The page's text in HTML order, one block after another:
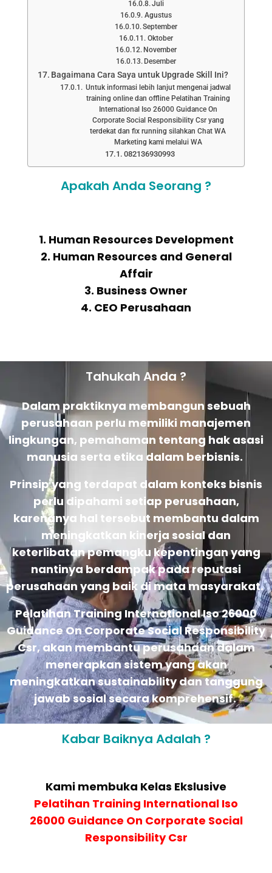
Juli
Agustus
September
Oktober
November
Desember
Bagaimana Cara Saya untuk Upgrade Skill Ini?
Untuk informasi lebih lanjut mengenai jadwal
training online dan offline Pelatihan Training
International Iso 26000 Guidance On
Corporate Social Responsibility Csr yang
terdekat dan fix running silahkan Chat WA
Marketing kami melalui WA
082136930993
Apakah Anda Seorang ?
1. Human Resources Development
2. Human Resources and General
Affair
3. Business Owner
4. CEO Perusahaan
Tahukah Anda ?
Dalam praktiknya membangun sebuah
perusahaan perlu memiliki manajemen
lingkungan, pemahaman tentang hak asasi
manusia serta etika dalam berbisnis.
Prinsip yang terdapat dalam konteks bisnis
perlu dipahami setiap perusahaan,
karenanya hal tersebut membantu dalam
meningkatkan kinerja sosial dan
keterlibatan pemangku kepentingan yang
nantinya berdampak pada reputasi
perusahaan yang baik di mata masyarakat.
Pelatihan Training International Iso 26000
Guidance On Corporate Social Responsibility
Csr, akan membantu perusahaan dalam
menerapkan sistem yang akan
meningkatkan sustainability dan tanggung
jawab sosial secara komprehensif.
Kabar Baiknya Adalah ?
Kami membuka Kelas Ekslusive
Pelatihan Training International Iso
26000 Guidance On Corporate Social
Responsibility Csr